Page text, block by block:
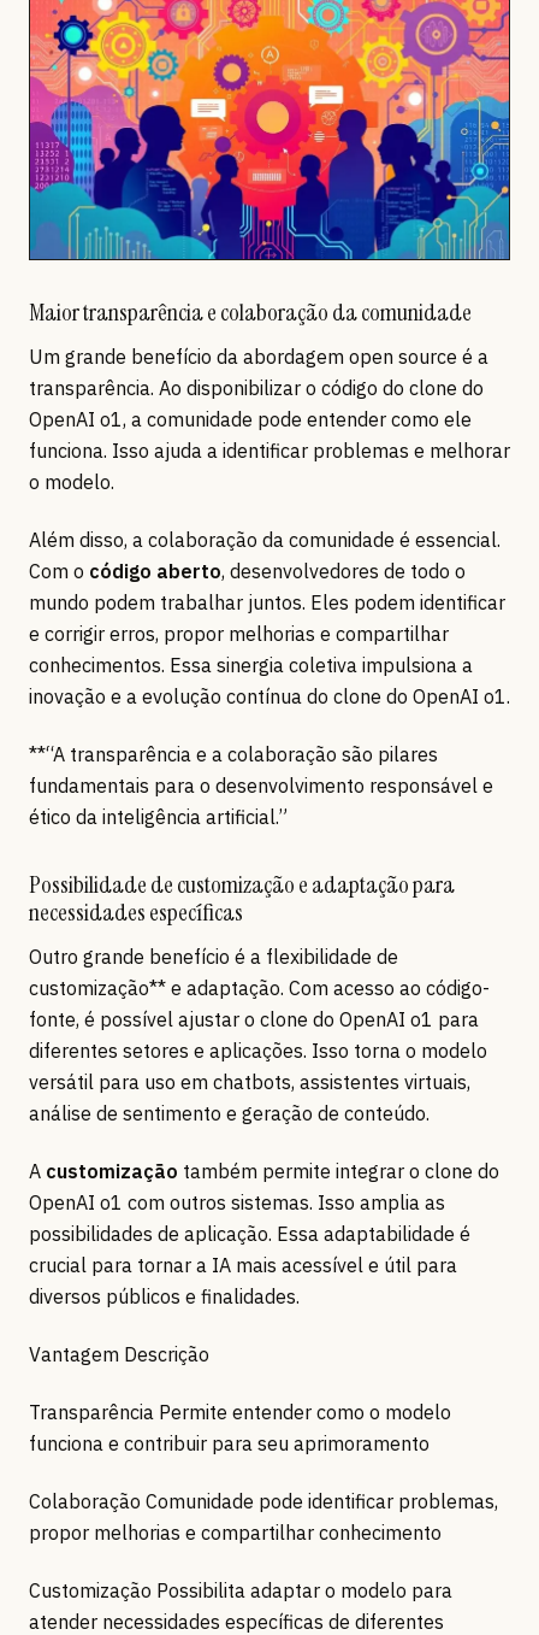
Maior transparência e colaboração da comunidade
Um grande benefício da abordagem open source é a
transparência. Ao disponibilizar o código do clone do
OpenAI o1, a comunidade pode entender como ele
funciona. Isso ajuda a identificar problemas e melhorar
o modelo.
Além disso, a colaboração da comunidade é essencial.
Com o código aberto, desenvolvedores de todo o
mundo podem trabalhar juntos. Eles podem identificar
e corrigir erros, propor melhorias e compartilhar
conhecimentos. Essa sinergia coletiva impulsiona a
inovação e a evolução contínua do clone do OpenAI o1.
**“A transparência e a colaboração são pilares
fundamentais para o desenvolvimento responsável e
ético da inteligência artificial.”
Possibilidade de customização e adaptação para
necessidades específicas
Outro grande benefício é a flexibilidade de
customização** e adaptação. Com acesso ao código-
fonte, é possível ajustar o clone do OpenAI o1 para
diferentes setores e aplicações. Isso torna o modelo
versátil para uso em chatbots, assistentes virtuais,
análise de sentimento e geração de conteúdo.
A customização também permite integrar o clone do
OpenAI o1 com outros sistemas. Isso amplia as
possibilidades de aplicação. Essa adaptabilidade é
crucial para tornar a IA mais acessível e útil para
diversos públicos e finalidades.
Vantagem Descrição
Transparência Permite entender como o modelo
funciona e contribuir para seu aprimoramento
Colaboração Comunidade pode identificar problemas,
propor melhorias e compartilhar conhecimento
Customização Possibilita adaptar o modelo para
atender necessidades específicas de diferentes